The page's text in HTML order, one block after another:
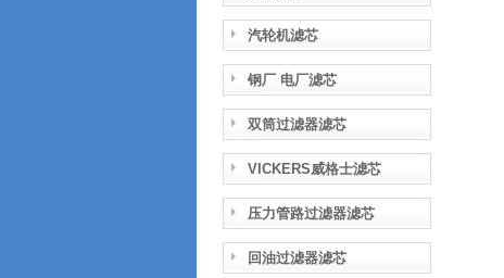
汽轮机滤芯
钢厂 电厂滤芯
双筒过滤器滤芯
VICKERS威格士滤芯
压力管路过滤器滤芯
回油过滤器滤芯